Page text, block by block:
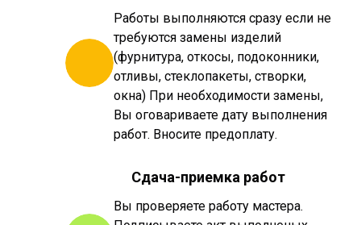
Работы выполняются сразу если не
требуются замены изделий
(фурнитура, откосы, подоконники,
отливы, стеклопакеты, створки,
окна) При необходимости замены,
Вы оговариваете дату выполнения
работ. Вносите предоплату.
Сдача-приемка работ
Вы проверяете работу мастера.